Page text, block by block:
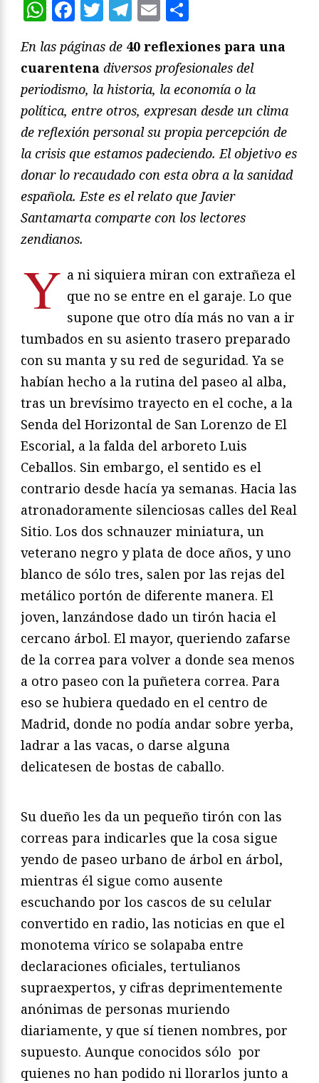
WhatsApp
Facebook
Twitter
Telegram
Email
En las páginas de 40 reflexiones para una
cuarentena diversos profesionales del
periodismo, la historia, la economía o la
política, entre otros, expresan desde un clima
de reflexión personal su propia percepción de
la crisis que estamos padeciendo. El objetivo es
donar lo recaudado con esta obra a la sanidad
española. Este es el relato que Javier
Santamarta comparte con los lectores
zendianos.
Y a ni siquiera miran con extrañeza el
que no se entre en el garaje. Lo que
supone que otro día más no van a ir
tumbados en su asiento trasero preparado
con su manta y su red de seguridad. Ya se
habían hecho a la rutina del paseo al alba,
tras un brevísimo trayecto en el coche, a la
Senda del Horizontal de San Lorenzo de El
Escorial, a la falda del arboreto Luis
Ceballos. Sin embargo, el sentido es el
contrario desde hacía ya semanas. Hacia las
atronadoramente silenciosas calles del Real
Sitio. Los dos schnauzer miniatura, un
veterano negro y plata de doce años, y uno
blanco de sólo tres, salen por las rejas del
metálico portón de diferente manera. El
joven, lanzándose dado un tirón hacia el
cercano árbol. El mayor, queriendo zafarse
de la correa para volver a donde sea menos
a otro paseo con la puñetera correa. Para
eso se hubiera quedado en el centro de
Madrid, donde no podía andar sobre yerba,
ladrar a las vacas, o darse alguna
delicatesen de bostas de caballo.
Su dueño les da un pequeño tirón con las
correas para indicarles que la cosa sigue
yendo de paseo urbano de árbol en árbol,
mientras él sigue como ausente
escuchando por los cascos de su celular
convertido en radio, las noticias en que el
monotema vírico se solapaba entre
declaraciones oficiales, tertulianos
supraexpertos, y cifras deprimentemente
anónimas de personas muriendo
diariamente, y que sí tienen nombres, por
supuesto. Aunque conocidos sólo por
quienes no han podido ni llorarlos junto a